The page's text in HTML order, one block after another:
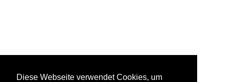
Diese Webseite verwendet Cookies, um